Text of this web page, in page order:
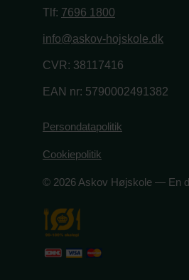
Tlf: 7696 1800
info@askov-hojskole.dk
CVR: 38117416
EAN nr: 5790002491382
Persondatapolitik
Cookiepolitik
© 2026 Askov Højskole — En